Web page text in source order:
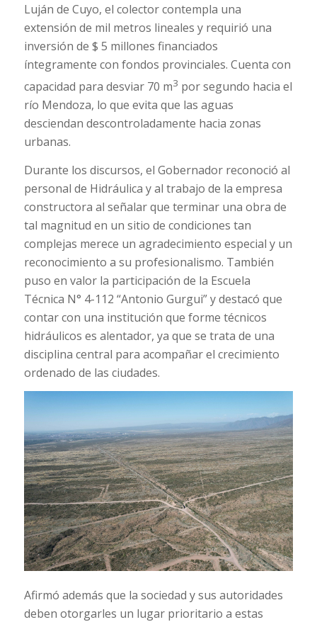
Luján de Cuyo, el colector contempla una
extensión de mil metros lineales y requirió una
inversión de $ 5 millones financiados
íntegramente con fondos provinciales. Cuenta con
capacidad para desviar 70 m3 por segundo hacia el
río Mendoza, lo que evita que las aguas
desciendan descontroladamente hacia zonas
urbanas.
Durante los discursos, el Gobernador reconoció al
personal de Hidráulica y al trabajo de la empresa
constructora al señalar que terminar una obra de
tal magnitud en un sitio de condiciones tan
complejas merece un agradecimiento especial y un
reconocimiento a su profesionalismo. También
puso en valor la participación de la Escuela
Técnica N° 4-112 “Antonio Gurgui” y destacó que
contar con una institución que forme técnicos
hidráulicos es alentador, ya que se trata de una
disciplina central para acompañar el crecimiento
ordenado de las ciudades.
Afirmó además que la sociedad y sus autoridades
deben otorgarles un lugar prioritario a estas